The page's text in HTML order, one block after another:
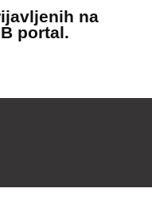
na
portal.